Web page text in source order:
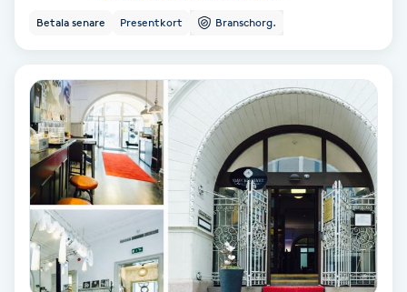
Psoriasis
Radiofrekvens
Rakning
Reflexologi
Betala senare Presentkort Branschorg.